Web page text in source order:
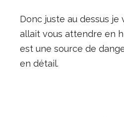
Donc juste au dessus je
allait vous attendre en
est une source de
en détail.